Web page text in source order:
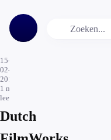
15-
02-
2019
1 min.
leestijd
Dutch